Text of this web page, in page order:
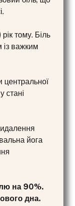
тому. Біль
із важким
центральної
стані
йога
на 90%.
дна.